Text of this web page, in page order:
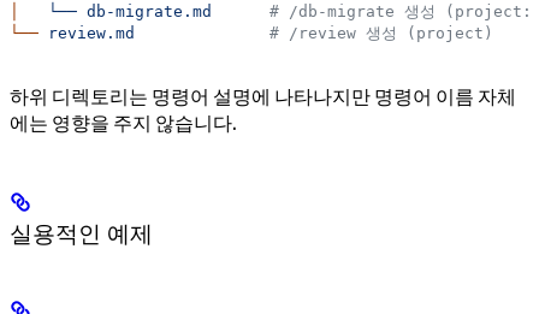
   └──
db-migrate.md
# /db-migrate 생성
└── review.md
              # /review 생성 (project)
하위 디렉토리는 명령어 설명에 나타나지만 명령어 이름 자체
에는 영향을 주지 않습니다.
실용적인 예제